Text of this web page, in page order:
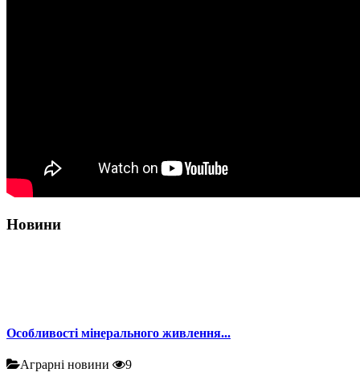
Новини
Особливості мінерального живлення...
Аграрні новини 9